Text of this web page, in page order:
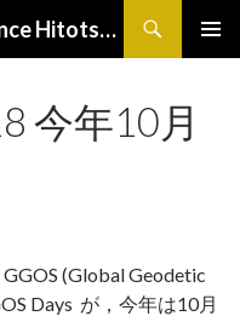
一橋大学地学研究室 (Geoscience Hitotsubashi)
今年10月
(Global Geodetic
Days が，今年は10月